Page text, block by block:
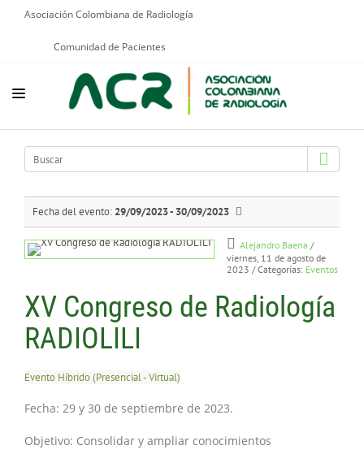
Asociación Colombiana de Radiología
Comunidad de Pacientes
NOSOTROS
PUBLICACIONES
PROGRAMAS INSTITUCIONALES
JURÍDICO
GRUPOS CIENTÍFICOS
Fecha del evento: 29/09/2023 - 30/09/2023
Alejandro Baena /
viernes, 11 de agosto de
2023 / Categorías: Eventos
XV Congreso de Radiología
RADIOLILI
Evento Híbrido (Presencial - Virtual)
Fecha: 29 y 30 de septiembre de 2023.
Objetivo: Consolidar y ampliar conocimientos